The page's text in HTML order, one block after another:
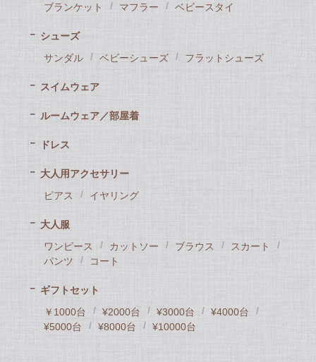
ブランケット
マフラー ベビースタイ
シューズ
サンダル
ベビーシューズ フラットシューズ
スイムウェア
ルームウェア／部屋着
ドレス
大人用アクセサリー
ピアス
イヤリング
大人服
ワンピース
カットソー ブラウス
スカート
パンツ
コート
ギフトセット
￥1000台
¥2000台 ¥3000台
¥4000台
¥5000台
¥8000台 ¥10000台